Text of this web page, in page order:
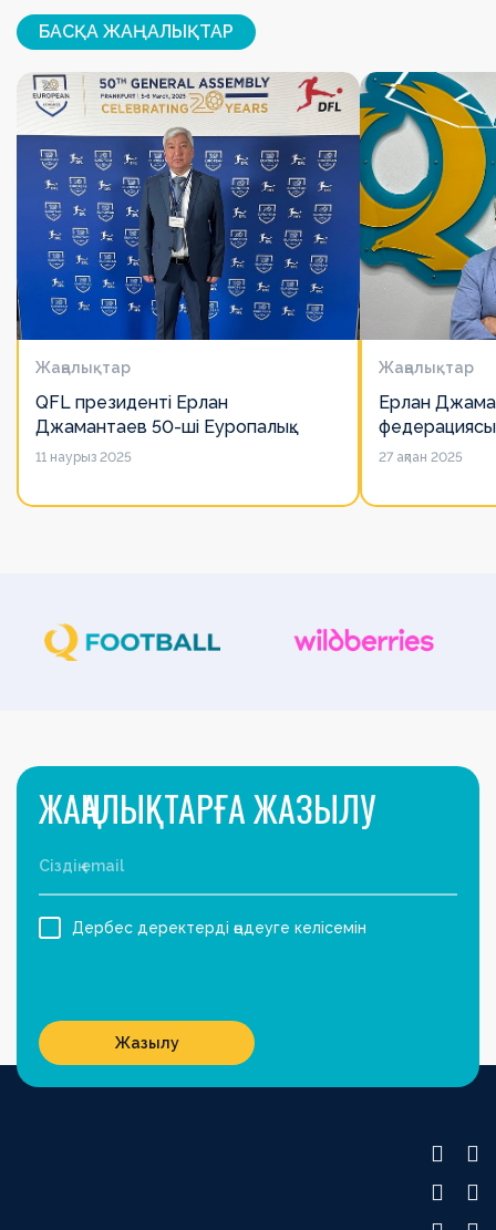
БАСҚА ЖАҢАЛЫҚТАР
Жаңалықтар
QFL президенті Ерлан
Джамантаев 50-ші Еуропалық
лигалар Бас ассамблеясына
11 наурыз 2025
Жаңалықтар
Ерлан
есімін
27 ақпан 2025
ЖАҢАЛЫҚТАРҒА ЖАЗЫЛУ
Дербес деректерді өңдеуге келісемін
Жазылу